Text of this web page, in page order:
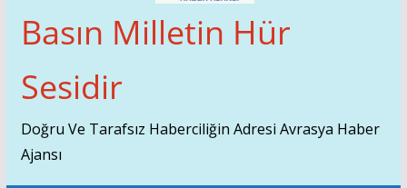
Basın Milletin Hür
Sesidir
Doğru Ve Tarafsız Haberciliğin Adresi Avrasya Haber
Ajansı